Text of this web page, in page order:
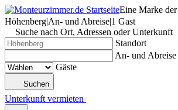
Eine Marke der
Höhenberg|An- und Abreise|1 Gast
Suche nach Ort, Adressen oder Unterkunft
Standort
An- und Abreise
Gäste
Suchen
Unterkunft vermieten